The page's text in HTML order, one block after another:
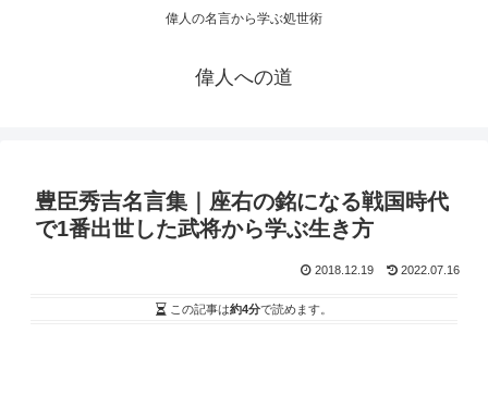
偉人の名言から学ぶ処世術
偉人への道
豊臣秀吉名言集｜座右の銘になる戦国時代
で1番出世した武将から学ぶ生き方
2018.12.19 2022.07.16
この記事は約4分で読めます。